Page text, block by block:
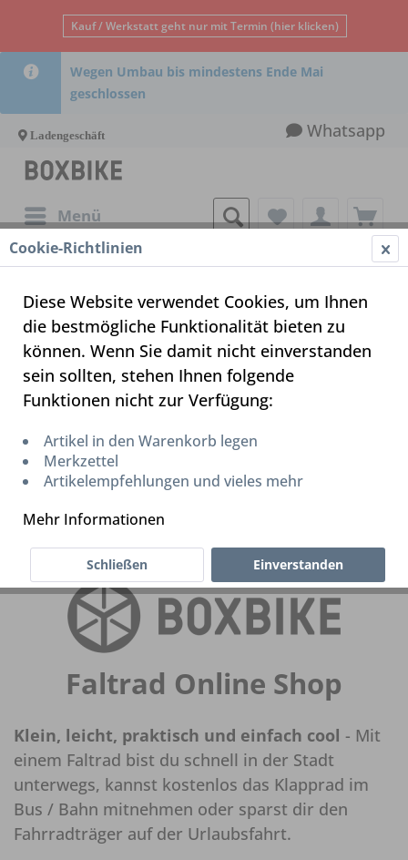
Kauf / Werkstatt geht nur mit Termin (hier klicken)
Wegen Umbau bis mindestens Ende Mai
geschlossen
Ladengeschäft Whatsapp
Menü
Faltrad Online Shop
Klein, leicht, praktisch und einfach cool - Mit
einem Faltrad bist du schnell in der Stadt
unterwegs, kannst kostenlos das Klapprad im
Bus / Bahn mitnehmen oder sparst dir den
Fahrradträger auf der Urlaubsfahrt.
Cookie-Richtlinien
Diese Website verwendet Cookies, um Ihnen
die bestmögliche Funktionalität bieten zu
können. Wenn Sie damit nicht einverstanden
sein sollten, stehen Ihnen folgende
Funktionen nicht zur Verfügung:
Artikel in den Warenkorb legen
Merkzettel
Artikelempfehlungen und vieles mehr
Mehr Informationen
Einverstanden
Schließen